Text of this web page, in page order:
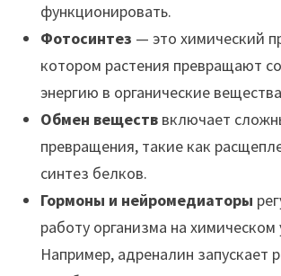
функционировать.
Фотосинтез — это химический
котором растения превращают
энергию в органические
Обмен веществвключает
превращения, такие как
синтез белков.
Гормоны и нейромедиаторы
работу организма на химическом
Например, адреналин запускает